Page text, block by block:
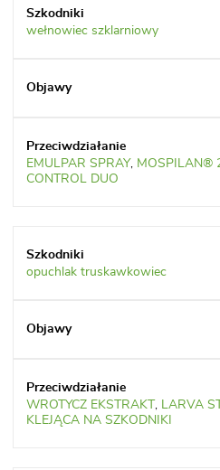
wełnowiec szklarniowy
EMULPAR SPRAY, MOSPILAN®
CONTROL DUO
opuchlak truskawkowiec
WROTYCZ EKSTRAKT , LARVA
KLEJĄCA NA SZKODNIKI